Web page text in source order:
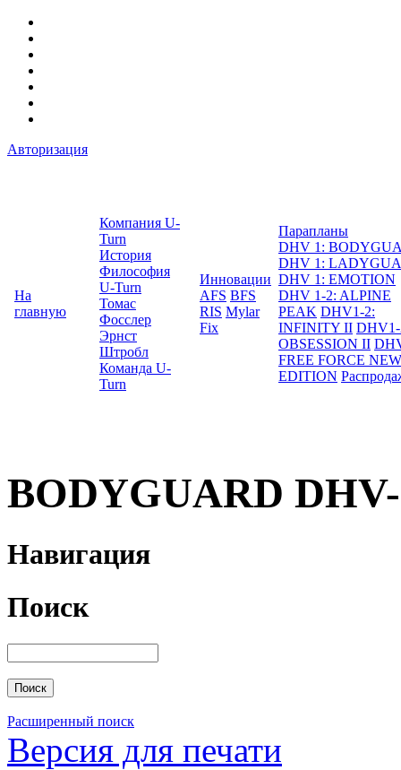
Авторизация
На
главную
Компания U-
Turn
История
Философия
U-Turn
Томас
Фосслер
Эрнст
Штробл
Команда U-
Turn
Инновации
AFS BFS
RIS Mylar
Fix
Парапланы
DHV 1:
DHV 1:
DHV 1: EMOTION
DHV 1-2: ALPINE
PEAK DHV1-2:
INFINITY II
OBSESSION II
FREE FORCE NEW
EDITION
BODYGUARD
Навигация
Поиск
Расширенный поиск
Версия для печати